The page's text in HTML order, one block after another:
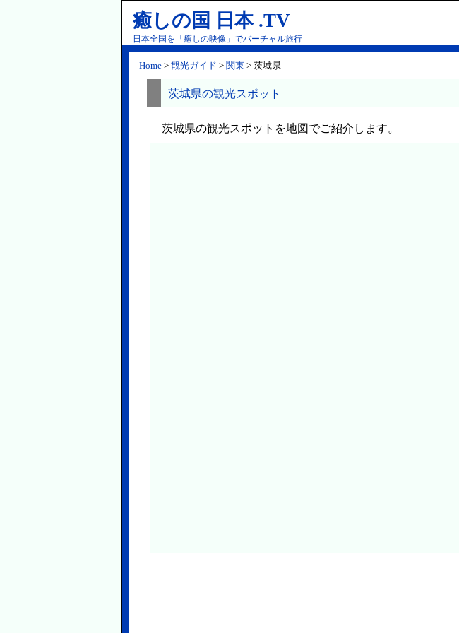
癒しの国 日本 .TV
日本全国を「癒しの映像」でバーチャル旅行
Home > 観光ガイド > 関東 > 茨城県
茨城県の観光スポット
茨城県の観光スポットを地図でご紹介します。